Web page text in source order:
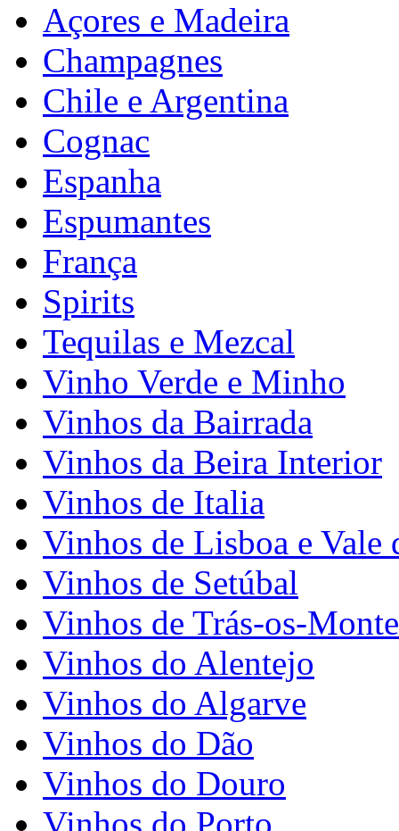
Açores e Madeira
Champagnes
Chile e Argentina
Cognac
Espanha
Espumantes
França
Spirits
Tequilas e Mezcal
Vinho Verde e Minho
Vinhos da Bairrada
Vinhos da Beira Interior
Vinhos de Italia
Vinhos de Lisboa e Vale
Vinhos de Setúbal
Vinhos de Trás-os-
Vinhos do Alentejo
Vinhos do Algarve
Vinhos do Dão
Vinhos do Douro